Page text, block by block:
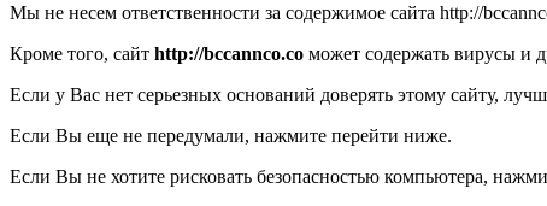
Мы не несем ответственности за содержимое сайта http://
Кроме того, сайт http://bccannco.co может содержать вирусы и
Если у Вас нет серьезных оснований доверять этому сайту,
Если Вы еще не передумали, нажмите перейти ниже.
Если Вы не хотите рисковать безопасностью компьютера,